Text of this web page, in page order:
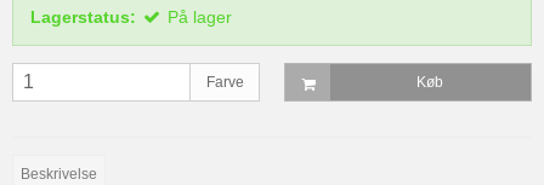
Lagerstatus: På lager
Farve Køb
Beskrivelse